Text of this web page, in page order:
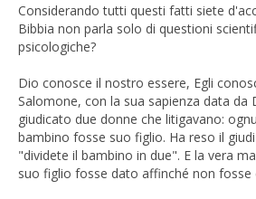
Considerando tutti questi fatti siete
Bibbia non parla solo di questioni
psicologiche?
Dio conosce il nostro essere, Egli
Salomone, con la sua sapienza data da
giudicato due donne che litigavano:
bambino fosse suo figlio. Ha reso il
"dividete il bambino in due". E la vera
suo figlio fosse dato affinché non fosse